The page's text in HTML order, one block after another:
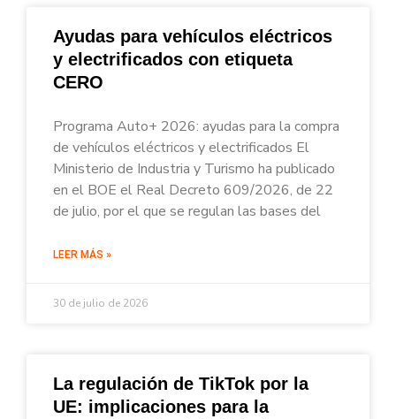
Ayudas para vehículos eléctricos
y electrificados con etiqueta
CERO
Programa Auto+ 2026: ayudas para la compra
de vehículos eléctricos y electrificados El
Ministerio de Industria y Turismo ha publicado
en el BOE el Real Decreto 609/2026, de 22
de julio, por el que se regulan las bases del
LEER MÁS »
30 de julio de 2026
La regulación de TikTok por la
UE: implicaciones para la